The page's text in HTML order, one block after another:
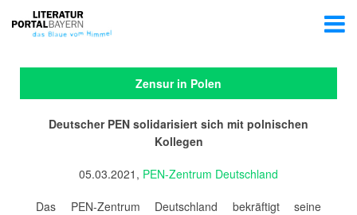
Zensur in Polen
Deutscher PEN solidarisiert sich mit polnischen
Kollegen
05.03.2021, PEN-Zentrum Deutschland
Das PEN-Zentrum Deutschland bekräftigt seine